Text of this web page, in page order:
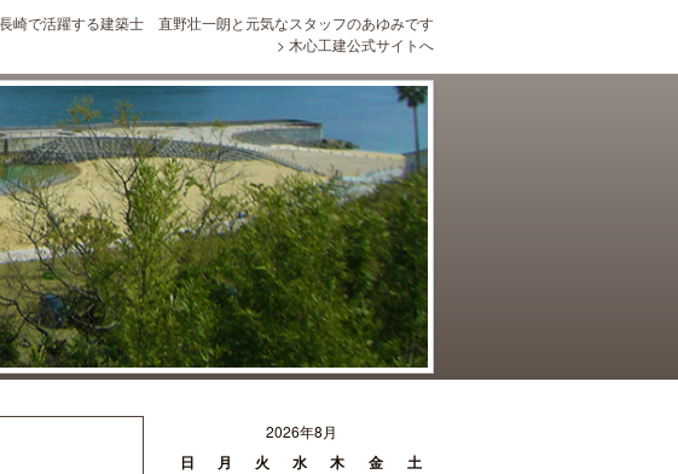
長崎で活躍する建築士 直野壮一朗と元気なスタッフのあゆみです
> 木心工建公式サイトへ
2026年8月
日 月 火 水 木 金 土